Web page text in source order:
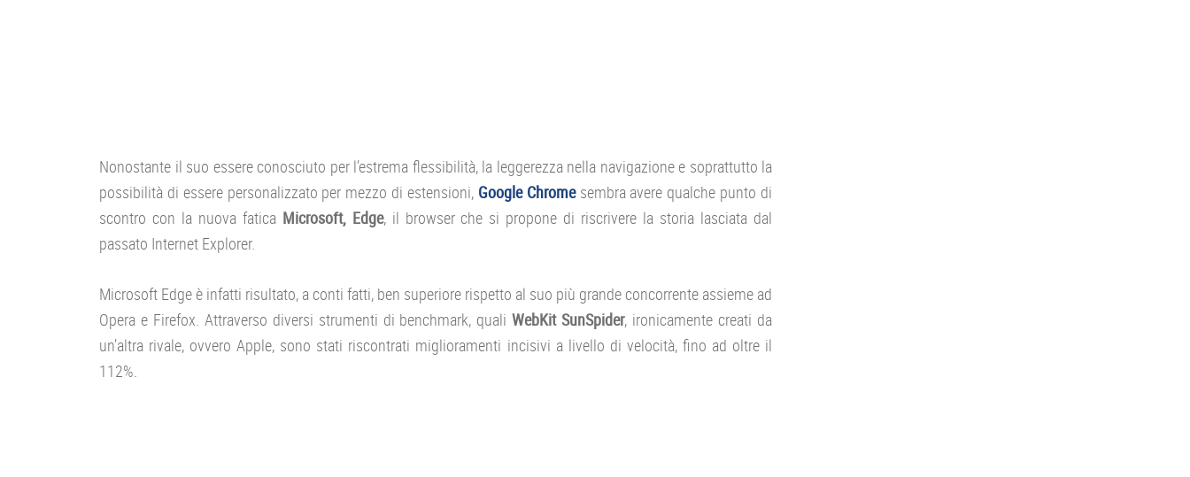
Nonostante il suo essere conosciuto per l’estrema flessibilità, la leggerezza nella navigazione e soprattutto la
possibilità di essere personalizzato per mezzo di estensioni, Google Chromesembra avere qualche punto di
scontro con la nuova fatica Microsoft, Edge, il browser che si propone di riscrivere la storia lasciata dal
passato Internet Explorer.
Microsoft Edge è infatti risultato, a conti fatti, ben superiore rispetto al suo più grande concorrente assieme ad
Opera e Firefox. Attraverso diversi strumenti di benchmark, qualiWebKit SunSpider, ironicamente creati da
un’altra rivale, ovvero Apple, sono stati riscontrati miglioramenti incisivi a livello di velocità, fino ad oltre il
112%.